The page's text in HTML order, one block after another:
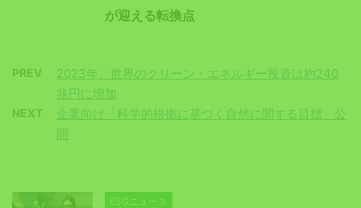
が迎える転換点
PREV
2023年、世界のクリーン・エネルギー投資は約240
兆円に増加
NEXT
企業向け「科学的根拠に基づく自然に関する目標」公
開
ESGニュース